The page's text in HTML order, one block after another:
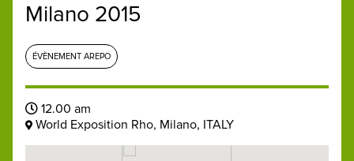
Milano 2015
ÉVÈNEMENT AREPO
12.00 am
World Exposition Rho, Milano, ITALY